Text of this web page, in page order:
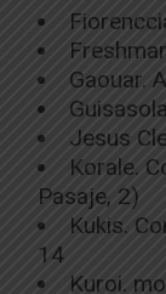
Gaouar.
Jesus
Korale.
Pasaje, 2)
Kukis.
14
Kuroi.